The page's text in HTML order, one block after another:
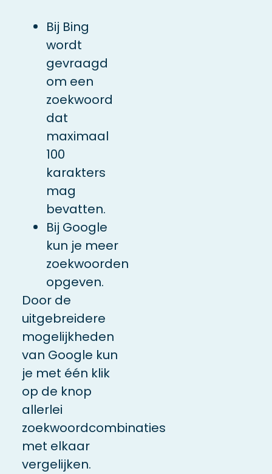
Bij Bing
wordt
gevraagd
om een
zoekwoord
dat
maximaal
100
karakters
mag
bevatten.
Bij Google
kun je meer
zoekwoorden
opgeven.
Door de
uitgebreidere
mogelijkheden
van Google kun
je met één klik
op de knop
allerlei
zoekwoordcombinaties
met elkaar
vergelijken.